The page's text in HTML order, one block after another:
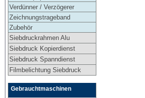
Verdünner / Verzögerer
Zeichnungstrageband
Zubehör
Siebdruckrahmen Alu
Siebdruck Kopierdienst
Siebdruck Spanndienst
Filmbelichtung Siebdruck
Gebrauchtmaschinen